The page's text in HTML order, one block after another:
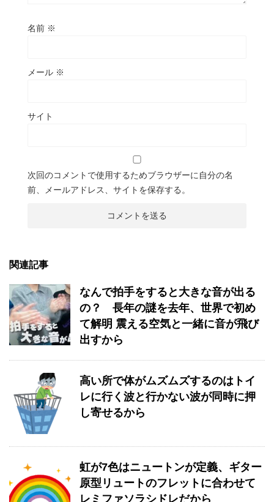
名前 ※
メール ※
サイト
次回のコメントで使用するためブラウザーに自分の名
前、メールアドレス、サイトを保存する。
関連記事
なんで拍手をすると大きな音が出る
の？ 長年の謎を去年、世界で初め
て解明 震える空気と一緒に音が飛び
出すから
高い所で体がムズムズするのはトイ
レに行く波と行かない波が同時に押
し寄せるから
虹が7色はニュートンが定義、ギター
原型リュートのフレットに合わせて
レミファソラシドレだから